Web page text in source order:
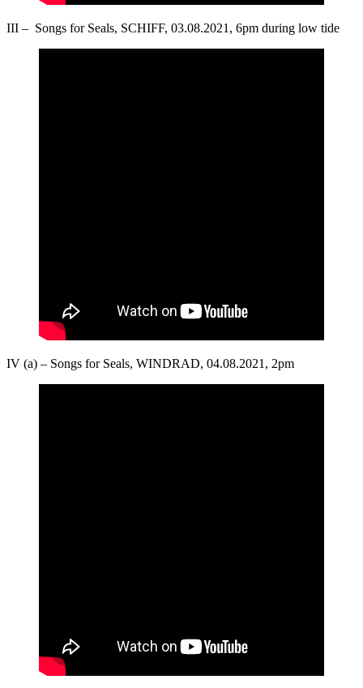
III – Songs for Seals, SCHIFF, 03.08.2021, 6pm during low tide
IV (a) – Songs for Seals, WINDRAD, 04.08.2021, 2pm